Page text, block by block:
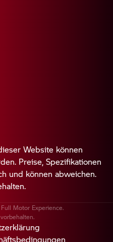
Website können
Preise, Spezifikationen
und können abweichen.
Motor Experience.